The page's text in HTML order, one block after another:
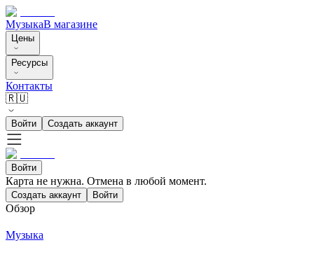
МузыкаВ магазине
Цены
Ресурсы
Контакты
🇷🇺
Войти Создать аккаунт
Войти
Карта не нужна. Отмена в любой момент.
Создать аккаунт Войти
Обзор
Музыка